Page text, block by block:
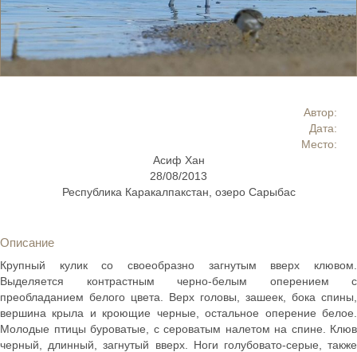
Автор:
Дата:
Место:
Асиф Хан
28/08/2013
Республика Каракалпакстан, озеро Сарыбас
Описание
Крупный кулик со своеобразно загнутым вверх клювом.
Выделяется контрастным черно-белым оперением с
преобладанием белого цвета. Верх головы, зашеек, бока спины,
вершина крыла и кроющие черные, остальное оперение белое.
Молодые птицы буроватые, с сероватым налетом на спине. Клюв
черный, длинный, загнутый вверх. Ноги голубовато-серые, также